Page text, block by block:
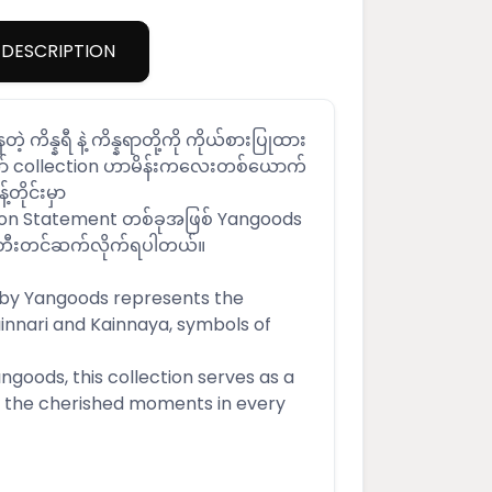
DESCRIPTION
တဲ့ ကိန္နရီ နဲ့ ကိန္နရာတို့ကို ကိုယ်စားပြုထား
collection ဟာမိန်းကလေးတစ်ယောက်
င်းမှာ
Statement တစ်ခုအဖြစ် Yangoods
တီးတင်ဆက်လိုက်ရပါတယ်။
Yangoods represents the
and Kainnaya, symbols of
this collection serves as a
cherished moments in every